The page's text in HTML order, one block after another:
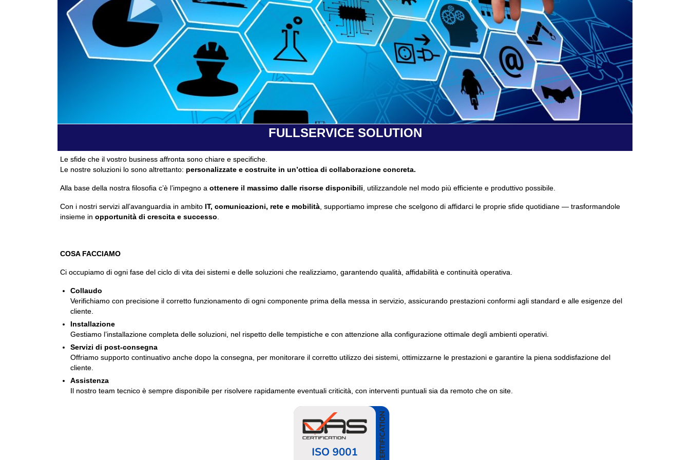
FULLSERVICE SOLUTION
Le sfide che il vostro business affronta sono chiare e specifiche.
Le nostre soluzioni lo sono altrettanto: personalizzate e costruite in un’ottica di collaborazione concreta.
Alla base della nostra filosofia c’è l’impegno a ottenere il massimo dalle risorse disponibili, utilizzandole nel modo più efficiente e produttivo possibile.
Con i nostri servizi all’avanguardia in ambito IT, comunicazioni, rete e mobilità, supportiamo imprese che scelgono di affidarci le proprie sfide quotidiane — trasformandole
insieme in opportunità di crescita e successo.
COSA FACCIAMO
Ci occupiamo di ogni fase del ciclo di vita dei sistemi e delle soluzioni che realizziamo, garantendo qualità, affidabilità e continuità operativa.
Collaudo
Verifichiamo con precisione il corretto funzionamento di ogni componente prima della messa in servizio, assicurando prestazioni conformi agli standard e alle esigenze del
cliente.
Installazione
Gestiamo l’installazione completa delle soluzioni, nel rispetto delle tempistiche e con attenzione alla configurazione ottimale degli ambienti operativi.
Servizi di post-consegna
Offriamo supporto continuativo anche dopo la consegna, per monitorare il corretto utilizzo dei sistemi, ottimizzarne le prestazioni e garantire la piena soddisfazione del
cliente.
Assistenza
Il nostro team tecnico è sempre disponibile per risolvere rapidamente eventuali criticità, con interventi puntuali sia da remoto che on site.